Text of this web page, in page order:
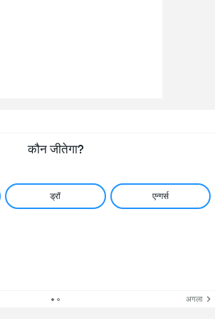
कौन जीतेगा?
ड्रॉ एन्गर्स
अगला